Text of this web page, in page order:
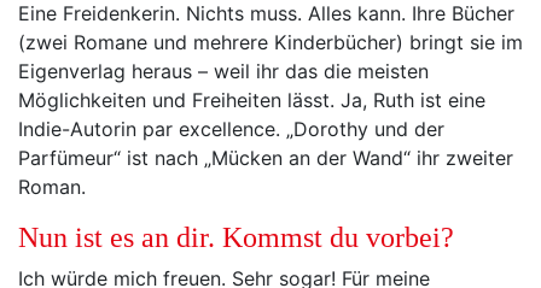
Eine Freidenkerin. Nichts muss. Alles kann. Ihre Bücher
(zwei Romane und mehrere Kinderbücher) bringt sie im
Eigenverlag heraus – weil ihr das die meisten
Möglichkeiten und Freiheiten lässt. Ja, Ruth ist eine
Indie-Autorin par excellence. „Dorothy und der
Parfümeur“ ist nach „Mücken an der Wand“ ihr zweiter
Roman.
Nun ist es an dir. Kommst du vorbei?
Ich würde mich freuen. Sehr sogar! Für meine